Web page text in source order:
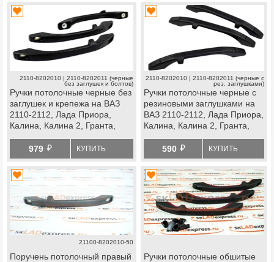
Шевроле Нива, datsun
2110-8202010 | 2110-8202011 (черные
без заглушек и болтов)
Ручки потолочные черные без
заглушек и крепежа на ВАЗ
2110-2112, Лада Приора,
Калина, Калина 2, Гранта,
Нива Легенд, Нива Тревел,
Шевроле Нива, datsun
979 й КУПИТЬ
2110-8202010 | 2110-8202011 (черные с
рез. заглушками)
Ручки потолочные черные с
резиновыми заглушками на
ВАЗ 2110-2112, Лада Приора,
Калина, Калина 2, Гранта,
Нива Легенд, Нива Тревел,
Шевроле Нива, datsun
590 й КУПИТЬ
21100-8202010-50
Поручень потолочный правый
Ручки потолочные обшитые